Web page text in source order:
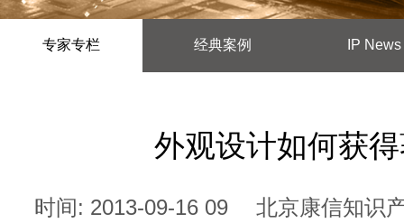
专家专栏 经典案例 IP News
外观设计如何获
时间: 2013-09-16 09
北京康信知识